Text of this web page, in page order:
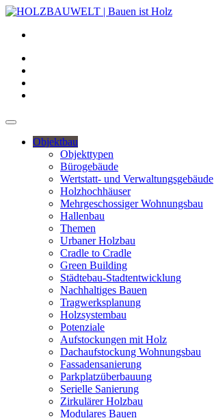
Objektbau
Objekttypen
Bürogebäude
Wertstatt- und Verwaltungsgebäude
Holzhochhäuser
Mehrgeschossiger Wohnungsbau
Hallenbau
Themen
Urbaner Holzbau
Cradle to Cradle
Green Building
Städtebau-Stadtentwicklung
Nachhaltiges Bauen
Tragwerksplanung
Holzsystembau
Potenziale
Aufstockungen mit Holz
Dachaufstockung Wohnungsbau
Fassadensanierung
Parkplatzüberbauung
Serielle Sanierung
Zirkulärer Holzbau
Modulares Bauen